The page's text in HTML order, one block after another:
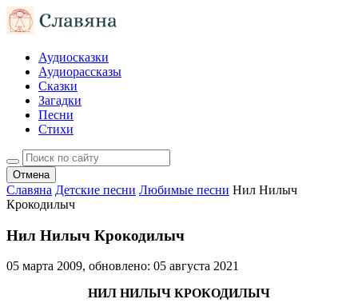
Аудиосказки
Аудиорассказы
Сказки
Загадки
Песни
Стихи
Отмена
Славяна Детские песни Любимые песни Нил Нилыч
Крокодилыч
Нил Нилыч Крокодилыч
05 марта 2009, обновлено: 05 августа 2021
НИЛ НИЛЫЧ КРОКОДИЛЫЧ